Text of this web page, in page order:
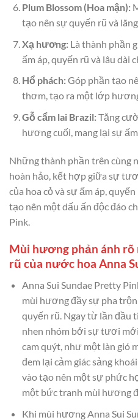
Plum Blossom (Hoa mận):
tạo nên sự quyến rũ và
Xạ hương:Là thành phần
ấm áp, quyến rũ và lâu dài
Hổ phách:Góp phần tạo
thơm, tạo ra một lớp
Gỗ cẩm lai Brazil:Tăng
hương cuối, mang lại sự
Những thành phần trên cùng
hoàn hảo, kết hợp giữa sự
của hoa cỏ và sự ấm áp,
tạo nên một dấu ấn độc đáo
Pink.
Mùi hương phản ánh rõ
rũ của nước hoa Anna
Anna Sui Sundae Pretty
mùi hương đầy sự pha
quyến rũ. Ngay từ lần đầu
nhen nhóm bởi sự tươi
cam quýt, như một làn gió
đem lại cảm giác sảng
vào tạo nên một sự phức
một bức tranh mùi hương
Khi mùi hương Anna Sui